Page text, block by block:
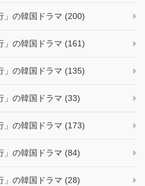
」の韓国ドラマ (200)
」の韓国ドラマ (161)
」の韓国ドラマ (135)
」の韓国ドラマ (33)
」の韓国ドラマ (173)
」の韓国ドラマ (84)
」の韓国ドラマ (28)